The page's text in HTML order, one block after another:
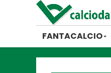
FANTACALCIO